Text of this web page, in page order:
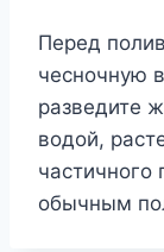
Перед
чесночную
разведите
водой,
частичного
обычным